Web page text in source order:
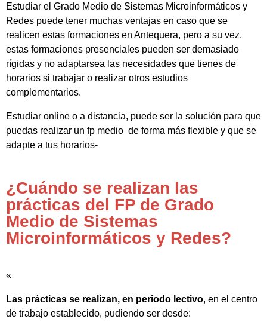
Estudiar el Grado Medio de Sistemas Microinformáticos y
Redes puede tener muchas ventajas en caso que se
realicen estas formaciones en Antequera, pero a su vez,
estas formaciones presenciales pueden ser demasiado
rígidas y no adaptarsea las necesidades que tienes de
horarios si trabajar o realizar otros estudios
complementarios.
Estudiar online o a distancia, puede ser la solución para que
puedas realizar un fp medio de forma más flexible y que se
adapte a tus horarios-
¿Cuándo se realizan las
prácticas del FP de Grado
Medio de Sistemas
Microinformáticos y Redes?
«
Las prácticas se realizan, en periodo lectivo, en el centro
de trabajo establecido, pudiendo ser desde: